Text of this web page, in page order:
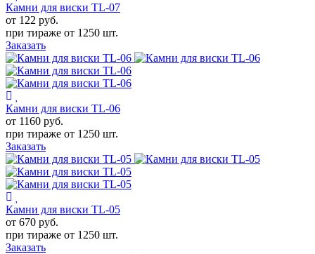
Камни для виски TL-07
от 122 руб.
при тираже от 1250 шт.
Заказать
Камни для виски TL-06
от 1160 руб.
при тираже от 1250 шт.
Заказать
Камни для виски TL-05
от 670 руб.
при тираже от 1250 шт.
Заказать